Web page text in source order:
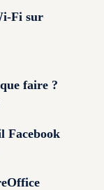
Fi sur
faire ?
Facebook